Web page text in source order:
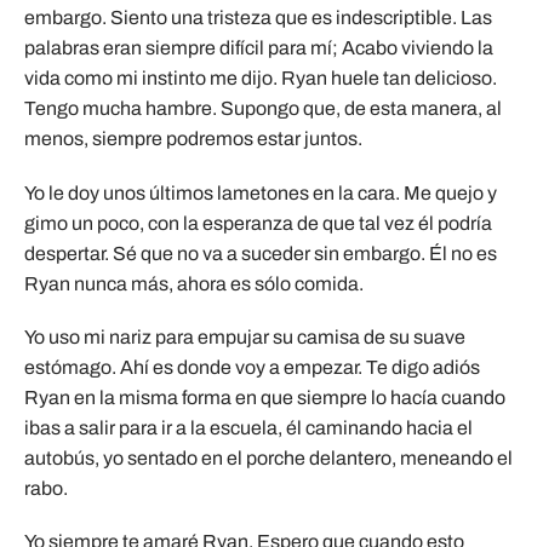
embargo. Siento una tristeza que es indescriptible. Las
palabras eran siempre difícil para mí; Acabo viviendo la
vida como mi instinto me dijo. Ryan huele tan delicioso.
Tengo mucha hambre. Supongo que, de esta manera, al
menos, siempre podremos estar juntos.
Yo le doy unos últimos lametones en la cara. Me quejo y
gimo un poco, con la esperanza de que tal vez él podría
despertar. Sé que no va a suceder sin embargo. Él no es
Ryan nunca más, ahora es sólo comida.
Yo uso mi nariz para empujar su camisa de su suave
estómago. Ahí es donde voy a empezar. Te digo adiós
Ryan en la misma forma en que siempre lo hacía cuando
ibas a salir para ir a la escuela, él caminando hacia el
autobús, yo sentado en el porche delantero, meneando el
rabo.
Yo siempre te amaré Ryan. Espero que cuando esto